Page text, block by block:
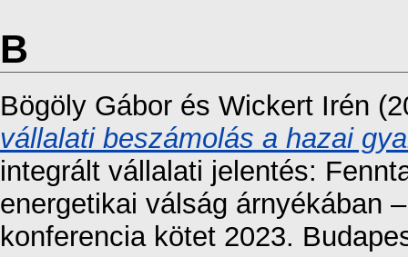
B
Bögöly Gábor és Wickert Irén
vállalati beszámolás a hazai
integrált vállalati jelentés:
energetikai válság árnyékában
konferencia kötet 2023.